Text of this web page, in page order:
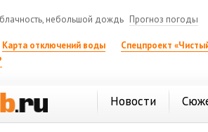
небольшой дождь Прогноз погоды
Карта отключений воды
Спецпроект
Новости